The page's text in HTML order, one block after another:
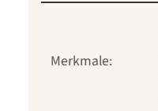
Merkmale: